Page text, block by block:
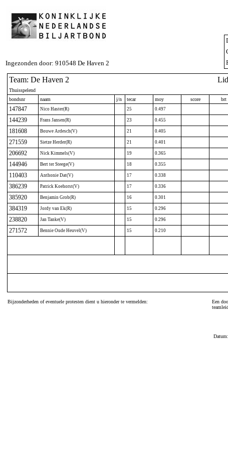
Ingezonden door: 910548 De Haven 2
Team: De Haven 2
Thuisspelend
bondsnr
naam j/n tecar moy score brt
147847 Nico Haster(R) 25 0.497
144239 Frans Jansen(R) 23 0.455
181608 Bouwe Ardesch(V) 21 0.405
271559 Sietze Herder(R) 21 0.401
206692 Nick Kimmels(V) 19 0.365
144946 Bert ter Steege(V) 18 0.355
110403 Anthonie Dat(V) 17 0.338
386239 Patrick Koehorst(V) 17 0.336
385920 Benjamin Grob(R) 16 0.301
384319 Jordy van Ek(R) 15 0.296
238820 Jan Tanke(V) 15 0.296
271572 Bennie Oude Heuvel(V) 15 0.210
Bijzonderheden of eventuele protesten dient u hieronder te vermelden:
Een